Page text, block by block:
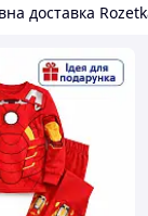
доставка